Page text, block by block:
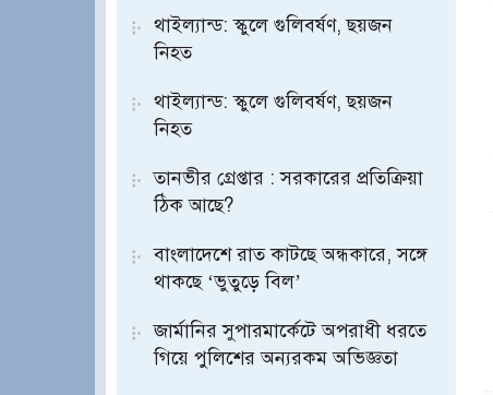
থাইল্যান্ড: স্কুলে গুলিবর্ষণ, ছয়জন
নিহত
থাইল্যান্ড: স্কুলে গুলিবর্ষণ, ছয়জন
নিহত
তানভীর গ্রেপ্তার : সরকারের প্রতিক্রিয়া
ঠিক আছে?
বাংলাদেশে রাত কাটছে অন্ধকারে, সঙ্গে
থাকছে ‘ভুতুড়ে বিল’
জার্মানির সুপারমার্কেটে অপরাধী ধরতে
গিয়ে পুলিশের অন্যরকম অভিজ্ঞতা